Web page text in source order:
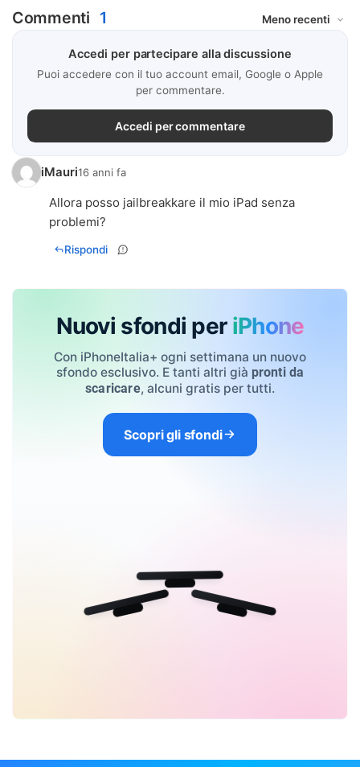
Commenti 1
Accedi per partecipare alla discussione
Puoi accedere con il tuo account email, Google o Apple
per commentare.
Accedi per commentare
iMauri16 anni fa
Allora posso jailbreakkare il mio iPad senza
problemi?
Rispondi
Nuovi sfondi per iPhone
Con iPhoneItalia+ ogni settimana un nuovo
sfondo esclusivo. E tanti altri già pronti da
scaricare, alcuni gratis per tutti.
Scopri gli sfondi